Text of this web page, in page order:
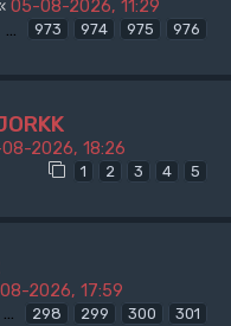
05-08-2026, 11:29
… 973 974 975 976
2026, 18:26
1 2 3 4 5
2026, 17:59
… 298 299 300 301